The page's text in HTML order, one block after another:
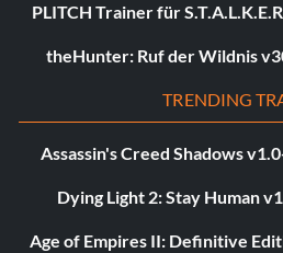
PLITCH Trainer für
theHunter: Ruf der Wildnis
TRENDING
Assassin's Creed Shadows
Dying Light 2: Stay Human
Age of Empires II: Definitive